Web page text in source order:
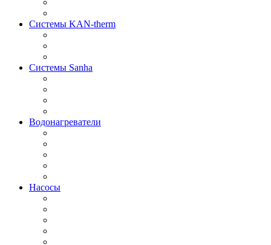
Системы KAN-therm
Системы Sanha
Водонагреватели
Насосы